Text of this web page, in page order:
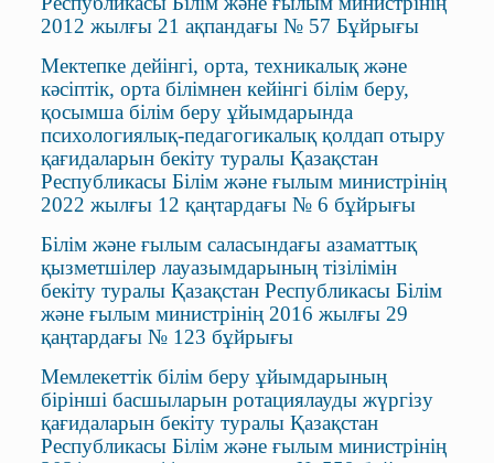
2012 жылғы 21 ақпандағы № 57 Бұйрығы
Мектепке дейінгі, орта, техникалық және
кәсіптік, орта білімнен кейінгі білім беру,
қосымша білім беру ұйымдарында
психологиялық-педагогикалық қолдап отыру
қағидаларын бекіту туралы Қазақстан
Республикасы Білім және ғылым министрінің
2022 жылғы 12 қаңтардағы № 6 бұйрығы
Білім және ғылым саласындағы азаматтық
қызметшілер лауазымдарының тізілімін
бекіту туралы Қазақстан Республикасы Білім
және ғылым министрінің 2016 жылғы 29
қаңтардағы № 123 бұйрығы
Мемлекеттік білім беру ұйымдарының
бірінші басшыларын ротациялауды жүргізу
қағидаларын бекіту туралы Қазақстан
Республикасы Білім және ғылым министрінің